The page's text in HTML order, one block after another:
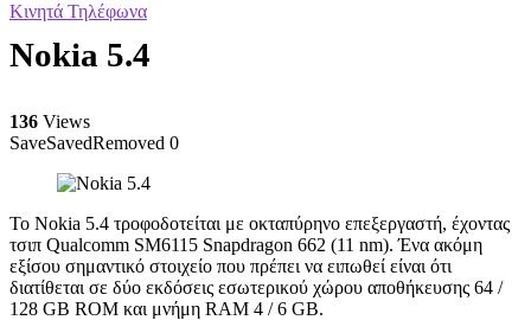
Κινητά Τηλέφωνα
Nokia 5.4
136 Views
SaveSavedRemoved 0
Το Nokia 5.4 τροφοδοτείται με οκταπύρηνο επεξεργαστή, έχοντας
τσιπ Qualcomm SM6115 Snapdragon 662 (11 nm). Ένα ακόμη
εξίσου σημαντικό στοιχείο που πρέπει να ειπωθεί είναι ότι
διατίθεται σε δύο εκδόσεις εσωτερικού χώρου αποθήκευσης 64 /
128 GB ROM και μνήμη RAM 4 / 6 GB.